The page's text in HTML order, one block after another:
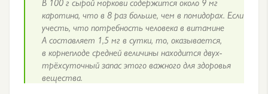
каротина, что в 8 раз больше, чем в помидорах. Если
учесть, что потребность человека в витамине
А составляет 1,5 мг в сутки, то, оказывается,
в корнеплоде средней величины находится двух-
трёхсуточный запас этого важного для здоровья
вещества.